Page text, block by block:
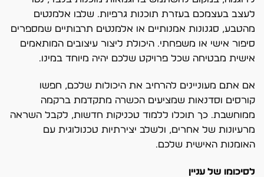
לעצב בעצמכם בעזרת תוכנות גרפיות. שלבו אלמנטים
מהטבע, סגנונות אמנותיים או אלמנטים תרבותיים שמספרים
סיפור אישי או משפחתי. היכולת ליצור עיצובים המותאמים
אישית מבטיחה שכל פרויקט שלכם יהיה מיוחד במינו.
אם אתם מעוניינים להרחיב את היכולות שלכם, חפשו
קורסים וסדנאות שמציעים הכשרה מתקדמת ברקמה
ממוחשבת. כך תוכלו ללמוד טכניקות חדשות, לקבל השראה
מרעיונות של אחרים, ולשלב יצירתיות טכנולוגית עם
האומנות האישית שלכם.
לסיכומו של עניין